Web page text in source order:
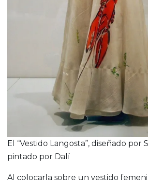
El “Vestido Langosta”, diseñado por
pintado por Dalí
Al colocarla sobre un vestido